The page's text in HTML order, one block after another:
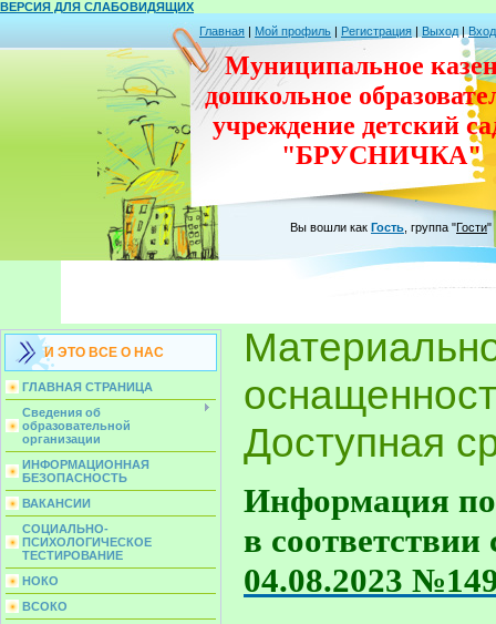
ВЕРСИЯ ДЛЯ СЛАБОВИДЯЩИХ
Главная | Мой профиль | Регистрация | Выход | Вход
Муниципальное
дошкольное
учреждение детский
"БРУСНИЧКА"
Вы вошли как Гость группа "Гости"
И ЭТО ВСЕ О НАС
ГЛАВНАЯ СТРАНИЦА
Сведения об
образовательной
организации
ИНФОРМАЦИОННАЯ
БЕЗОПАСНОСТЬ
ВАКАНСИИ
СОЦИАЛЬНО-
ПСИХОЛОГИЧЕСКОЕ
ТЕСТИРОВАНИЕ
НОКО
ВСОКО
Доступная
Информация по
в соответствии
04.08.2023